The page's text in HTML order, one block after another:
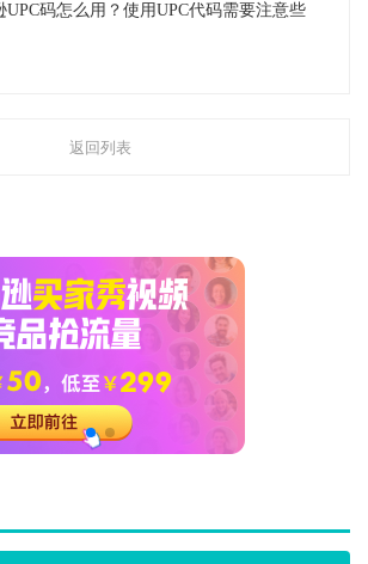
UPC码怎么用？使用UPC代码需要注意些
返回列表